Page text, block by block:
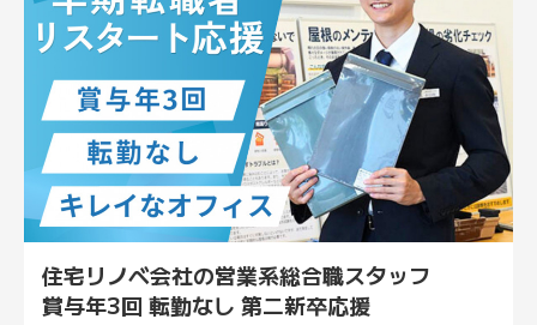
住宅リノベ会社の営業系総合職スタッフ
賞与年3回 転勤なし 第二新卒応援